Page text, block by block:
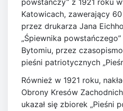
powstańczy” z 1921 roku
Katowicach, zawerający
przez drukarza Jana
„Śpiewnika
Bytomiu, przez
pieśni patriotycznych
Również w 1921 roku,
Obrony Kresów
ukazał się zbiorek „Pieśni